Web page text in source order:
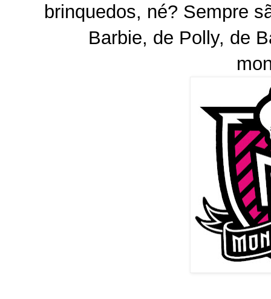
brinquedos, né? Sempre
Barbie, de Polly, de